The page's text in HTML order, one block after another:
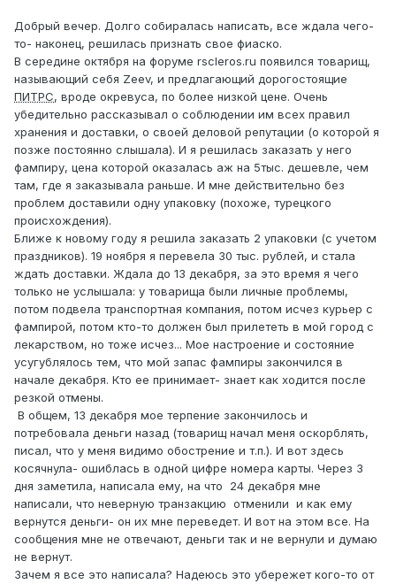
Добрый вечер. Долго собиралась написать, все ждала чего-
то- наконец, решилась признать свое фиаско.
В середине октября на форуме rscleros.ru появился товарищ,
называющий себя Zeev, и предлагающий дорогостоящие
ПИТРС, вроде окревуса, по более низкой цене. Очень
убедительно рассказывал о соблюдении им всех правил
хранения и доставки, о своей деловой репутации (о которой я
позже постоянно слышала). И я решилась заказать у него
фампиру, цена которой оказалась аж на 5тыс. дешевле, чем
там, где я заказывала раньше. И мне действительно без
проблем доставили одну упаковку (похоже, турецкого
происхождения).
Ближе к новому году я решила заказать 2 упаковки (с учетом
праздников). 19 ноября я перевела 30 тыс. рублей, и стала
ждать доставки. Ждала до 13 декабря, за это время я чего
только не услышала: у товарища были личные проблемы,
потом подвела транспортная компания, потом исчез курьер с
фампирой, потом кто-то должен был прилететь в мой город с
лекарством, но тоже исчез... Мое настроение и состояние
усугублялось тем, что мой запас фампиры закончился в
начале декабря. Кто ее принимает- знает как ходится после
резкой отмены.
В общем, 13 декабря мое терпение закончилось и
потребовала деньги назад (товарищ начал меня оскорблять,
писал, что у меня видимо обострение и т.п.). И вот здесь
косячнула- ошиблась в одной цифре номера карты. Через 3
дня заметила, написала ему, на что 24 декабря мне
написали, что неверную транзакцию отменили и как ему
вернутся деньги- он их мне переведет. И вот на этом все. На
сообщения мне не отвечают, деньги так и не вернули и думаю
не вернут.
Зачем я все это написала? Надеюсь это убережет кого-то от